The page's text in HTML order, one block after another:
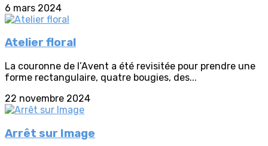
6 mars 2024
Atelier floral
La couronne de l’Avent a été revisitée pour prendre une
forme rectangulaire, quatre bougies, des...
22 novembre 2024
Arrêt sur Image